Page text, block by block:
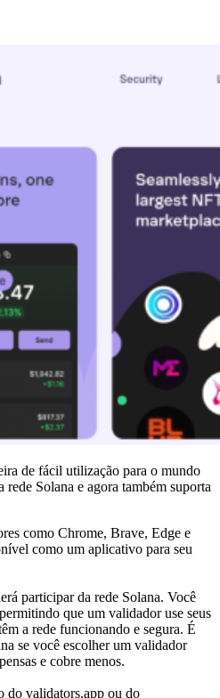
de fácil utilização para o mundo
Solana e agora também suporta
como Chrome, Brave, Edge e
como um aplicativo para seu
participar da rede Solana. Você
que um validador use seus
a rede funcionando e segura. É
se você escolher um validador
e cobre menos.
do validators.app ou do